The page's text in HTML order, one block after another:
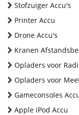
Stofzuiger Accu's
Printer Accu
Drone Accu's
Kranen
Opladers voor
Opladers voor
Gameconsoles
Apple iPod Accu